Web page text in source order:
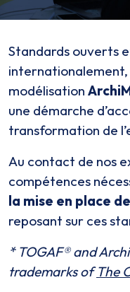
Standards ouverts
internationalement,
modélisation
une démarche
transformation de
Au contact de nos
compétences
la mise en place
reposant sur ces
* TOGAF® and
trademarks ofThe